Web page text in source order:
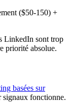
($50-150) +
LinkedIn sont trop
priorité absolue.
basées sur
signaux fonctionne.